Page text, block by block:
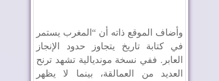
وأضاف الموقع ذاته أن “المغرب يستمر
في كتابة تاريخ يتجاوز حدود الإنجاز
العابر. ففي نسخة مونديالية تشهد ترنح
العديد من العمالقة، بينما لا يظهر